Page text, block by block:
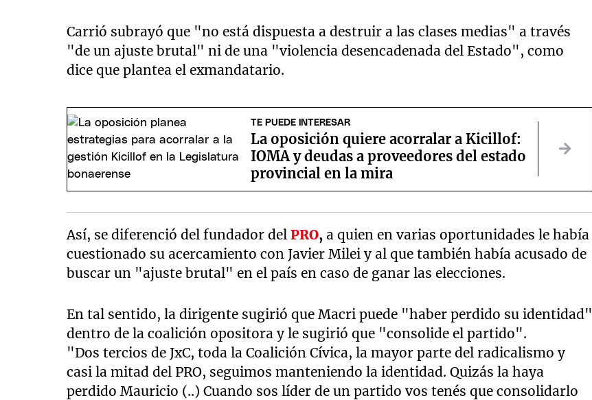
Carrió subrayó que "no está dispuesta a destruir a las clases medias" a través
"de un ajuste brutal" ni de una "violencia desencadenada del Estado", como
dice que plantea el exmandatario.
TE PUEDE INTERESAR
La oposición quiere acorralar a Kicillof:
IOMA y deudas a proveedores del estado
provincial en la mira
Así, se diferenció del fundador delPRO, a quien en varias oportunidades le había
cuestionado su acercamiento con Javier Milei y al que también había acusado de
buscar un "ajuste brutal" en el país en caso de ganar las elecciones.
En tal sentido, la dirigente sugirió que Macri puede "haber perdido su identidad"
dentro de la coalición opositora y le sugirió que "consolide el partido".
"Dos tercios de JxC, toda la Coalición Cívica, la mayor parte del radicalismo y
casi la mitad del PRO, seguimos manteniendo la identidad. Quizás la haya
perdido Mauricio (..) Cuando sos líder de un partido vos tenés que consolidarlo